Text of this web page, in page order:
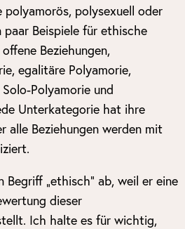
polysexuell oder
paar Beispiele für ethische
Beziehungen,
egalitäre Polyamorie,
Polyamorie und
Unterkategorie hat ihre
alle Beziehungen werden mit
Begriff „ethisch“ ab, weil er eine
dieser
Ich halte es für wichtig,